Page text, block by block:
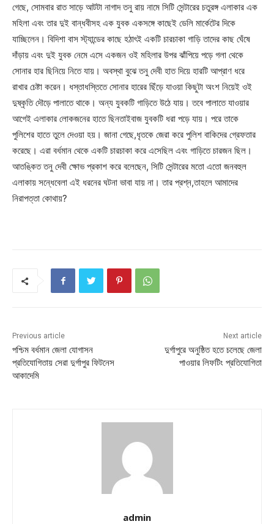
গেছে, সোমবার রাত সাড়ে আটটা নাগাদ তনু রায় নামে সিটি সেন্টারের চতুরঙ্গ এলাকার এক
মহিলা এবং তার দুই বান্ধবীসহ এক যুবক একসঙ্গে কাছেই ডেলি মার্কেটের দিকে
যাচ্ছিলেন। বিদিশা বাস স্ট্যান্ডের কাছে হঠাৎই একটি চারচাকা গাড়ি তাদের কাছ ঘেঁষে
দাঁড়ায় এবং দুই যুবক নেমে এসে একজন ওই মহিলার উপর ঝাঁপিয়ে পড়ে গলা থেকে
সোনার হার ছিনিয়ে নিতে যায়। অবস্থা বুঝে তনু দেবী হাত দিয়ে হারটি আপ্রাণ ধরে
রাখার চেষ্টা করেন। ধস্তাধস্তিতে সোনার হারের ছিঁড়ে যাওয়া কিছুটা অংশ নিয়েই ওই
দুষ্কৃতি দৌড়ে পালাতে থাকে। অন্য যুবকটি গাড়িতে উঠে যায়। তবে পালাতে যাওয়ার
আগেই এলাকার লোকজনের হাতে ছিনতাইবাজ যুবকটি ধরা পড়ে যায়। পরে তাকে
পুলিশের হাতে তুলে দেওয়া হয়। জানা গেছে,ধৃতকে জেরা করে পুলিশ বাকিদের গ্রেফতার
করেছে। এরা বর্ধমান থেকে একটি চারচাকা করে এসেছিল এবং গাড়িতে চারজন ছিল।
আতঙ্কিত তনু দেবী ক্ষোভ প্রকাশ করে বলেছেন, সিটি সেন্টারের মতো এতো জনবহুল
এলাকায় সন্ধেবেলা এই ধরনের ঘটনা ভাবা যায় না। তার প্রশ্ন,তাহলে আমাদের
নিরাপত্তা কোথায়?
Previous article
পশ্চিম বর্ধমান জেলা যোগাসন
প্রতিযোগিতায় সেরা দুর্গাপুর ফিটনেস
আকাদেমি
Next article
দুর্গাপুরে অনুষ্ঠিত হতে চলেছে জেলা
পাওয়ার লিফটিং প্রতিযোগিতা
admin